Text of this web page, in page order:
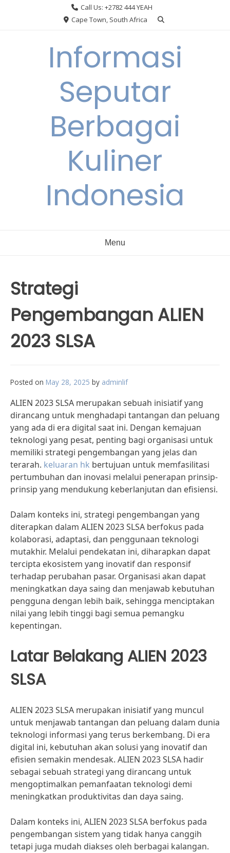
Call Us: +2782 444 YEAH
Cape Town, South Africa
Informasi
Seputar
Berbagai
Kuliner
Indonesia
Menu
Strategi
Pengembangan ALIEN
2023 SLSA
Posted on May 28, 2025 by adminlif
ALIEN 2023 SLSA merupakan sebuah inisiatif yang
dirancang untuk menghadapi tantangan dan peluang
yang ada di era digital saat ini. Dengan kemajuan
teknologi yang pesat, penting bagi organisasi untuk
memiliki strategi pengembangan yang jelas dan
terarah. keluaran hk bertujuan untuk memfasilitasi
pertumbuhan dan inovasi melalui penerapan prinsip-
prinsip yang mendukung keberlanjutan dan efisiensi.
Dalam konteks ini, strategi pengembangan yang
diterapkan dalam ALIEN 2023 SLSA berfokus pada
kolaborasi, adaptasi, dan penggunaan teknologi
mutakhir. Melalui pendekatan ini, diharapkan dapat
tercipta ekosistem yang inovatif dan responsif
terhadap perubahan pasar. Organisasi akan dapat
meningkatkan daya saing dan menjawab kebutuhan
pengguna dengan lebih baik, sehingga menciptakan
nilai yang lebih tinggi bagi semua pemangku
kepentingan.
Latar Belakang ALIEN 2023
SLSA
ALIEN 2023 SLSA merupakan inisiatif yang muncul
untuk menjawab tantangan dan peluang dalam dunia
teknologi informasi yang terus berkembang. Di era
digital ini, kebutuhan akan solusi yang inovatif dan
efisien semakin mendesak. ALIEN 2023 SLSA hadir
sebagai sebuah strategi yang dirancang untuk
mengoptimalkan pemanfaatan teknologi demi
meningkatkan produktivitas dan daya saing.
Dalam konteks ini, ALIEN 2023 SLSA berfokus pada
pengembangan sistem yang tidak hanya canggih
tetapi juga mudah diakses oleh berbagai kalangan.